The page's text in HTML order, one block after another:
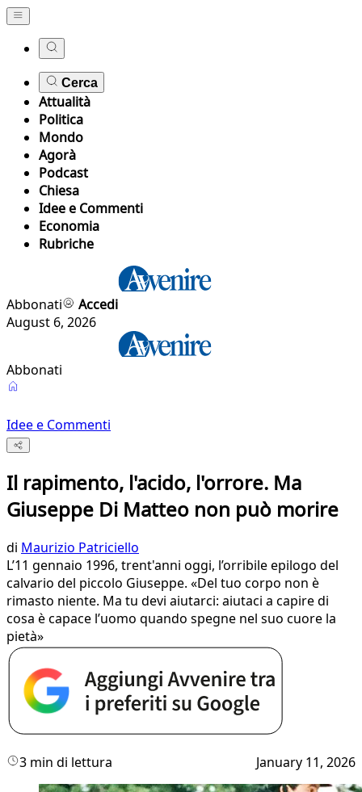
Cerca
Attualità
Politica
Mondo
Agorà
Podcast
Chiesa
Idee e Commenti
Economia
Rubriche
Abbonati
Accedi
August 6, 2026
Abbonati
Idee e Commenti
Il rapimento, l'acido, l'orrore. Ma
Giuseppe Di Matteo non può morire
di Maurizio Patriciello
L’11 gennaio 1996, trent'anni oggi, l’orribile epilogo del
calvario del piccolo Giuseppe. «Del tuo corpo non è
rimasto niente. Ma tu devi aiutarci: aiutaci a capire di
cosa è capace l’uomo quando spegne nel suo cuore la
pietà»
3 min di lettura January 11, 2026